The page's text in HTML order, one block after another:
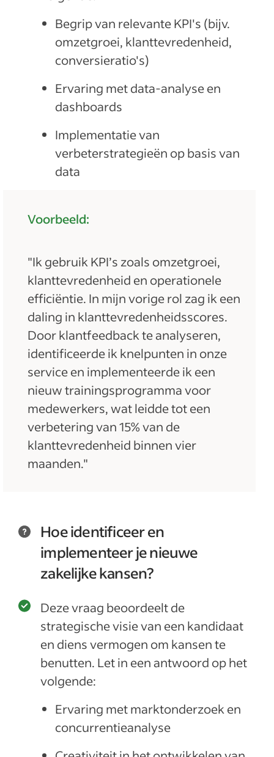
Begrip van relevante KPI's (bijv.
omzetgroei, klanttevredenheid,
conversieratio's)
Ervaring met data-analyse en
dashboards
Implementatie van
verbeterstrategieën op basis van
data
Voorbeeld:
"Ik gebruik KPI’s zoals omzetgroei,
klanttevredenheid en operationele
efficiëntie. In mijn vorige rol zag ik een
daling in klanttevredenheidsscores.
Door klantfeedback te analyseren,
identificeerde ik knelpunten in onze
service en implementeerde ik een
nieuw trainingsprogramma voor
medewerkers, wat leidde tot een
verbetering van 15% van de
klanttevredenheid binnen vier
maanden."
Hoe identificeer en
implementeer je nieuwe
zakelijke kansen?
Deze vraag beoordeelt de
strategische visie van een kandidaat
en diens vermogen om kansen te
benutten. Let in een antwoord op het
volgende:
Ervaring met marktonderzoek en
concurrentieanalyse